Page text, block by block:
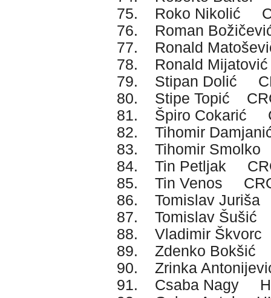
75. Roko Nikolić
76. Roman
77. Ronald
78. Ronald
79. Stipan Dolić
80. Stipe Topić
81. Špiro Cokarić
82. Tihomir
83. Tihomir
84. Tin Petljak
85. Tin Venos
86. Tomislav
87. Tomislav Šušić
88. Vladimir
89. Zdenko Bokšić
90. Zrinka
91. Csaba Nagy